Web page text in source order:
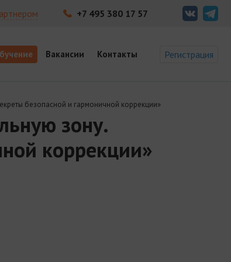
+7 495 380 17 57
Вакансии Контакты Регистрация
безопасной и гармоничной коррекции»
зону.
коррекции»